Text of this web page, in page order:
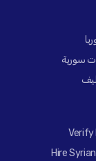
سورية
Verify
Hire